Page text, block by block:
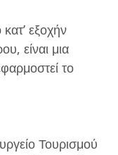
εξοχήν
είναι μια
το
Τουρισμού